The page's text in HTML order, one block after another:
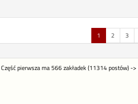
1 2 3
pierwsza ma 566 zakładek (11314 postów) ->